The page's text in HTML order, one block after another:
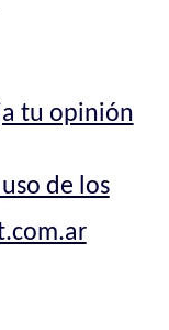
tu opinión
de los